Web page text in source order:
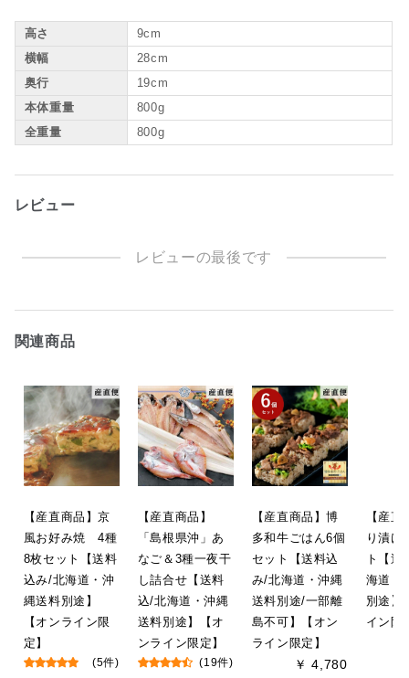
高さ
9cm
横幅
28cm
奥行
19cm
本体重量
800g
全重量
800g
レビュー
レビューの最後です
関連商品
【産直商品】京
風お好み焼 4種
8枚セット【送料
込み/北海道・沖
縄送料別途】
【オンライン限
定】
(5件)
【産直商品】
「島根県沖」あ
なご＆3種一夜干
し詰合せ【送料
込/北海道・沖縄
送料別途】【オ
ンライン限定】
(19件)
【産直商品】博
多和牛ごはん6個
セット【送料込
み/北海道・沖縄
送料別途/一部離
島不可】【オン
ライン限定】
￥ 4,780
【産
り漬け
ト【送
海道・
別途】
イン限